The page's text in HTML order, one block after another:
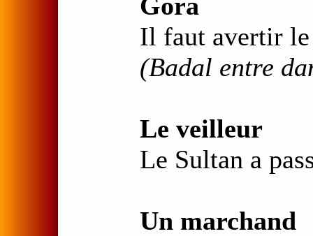
Il faut avertir
(Badal entre
Le veilleur
Le Sultan a
Un marchand